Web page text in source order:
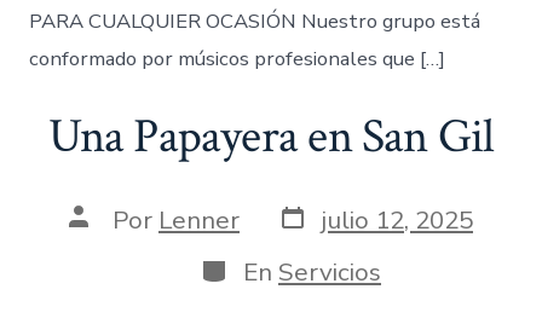
PARA CUALQUIER OCASIÓN Nuestro grupo está
conformado por músicos profesionales que […]
Una Papayera en San Gil
AutorPor Lenner Fecha
de
publicación
julio 12, 2025
Categorías
En Servicios